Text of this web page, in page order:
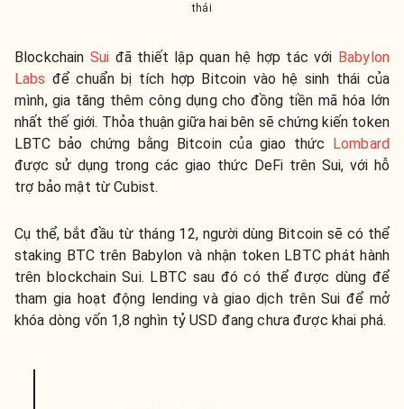
thái
Blockchain Sui đã thiết lập quan hệ hợp tác với Babylon
Labs để chuẩn bị tích hợp Bitcoin vào hệ sinh thái của
mình, gia tăng thêm công dụng cho đồng tiền mã hóa lớn
nhất thế giới. Thỏa thuận giữa hai bên sẽ chứng kiến token
LBTC bảo chứng bằng Bitcoin của giao thức Lombard
được sử dụng trong các giao thức DeFi trên Sui, với hỗ
trợ bảo mật từ Cubist.
Cụ thể, bắt đầu từ tháng 12, người dùng Bitcoin sẽ có thể
staking BTC trên Babylon và nhận token LBTC phát hành
trên blockchain Sui. LBTC sau đó có thể được dùng để
tham gia hoạt động lending và giao dịch trên Sui để mở
khóa dòng vốn 1,8 nghìn tỷ USD đang chưa được khai phá.